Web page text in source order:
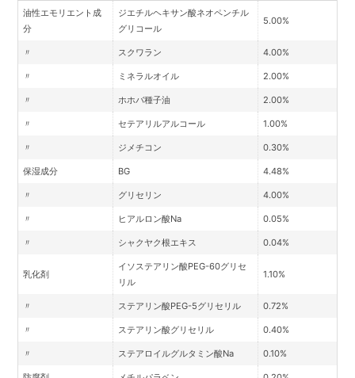
油性エモリエント成
分
ジエチルヘキサン酸ネオペンチル
グリコール
5.00%
〃 スクワラン 4.00%
〃 ミネラルオイル 2.00%
〃 ホホバ種子油 2.00%
〃 セテアリルアルコール 1.00%
〃 ジメチコン 0.30%
保湿成分 BG 4.48%
〃 グリセリン 4.00%
〃 ヒアルロン酸Na 0.05%
〃 シャクヤク根エキス 0.04%
乳化剤
イソステアリン酸PEG-60グリセ
リル
1.10%
〃 ステアリン酸PEG-5グリセリル 0.72%
〃 ステアリン酸グリセリル 0.40%
〃 ステアロイルグルタミン酸Na 0.10%